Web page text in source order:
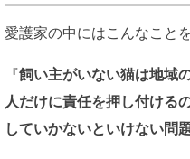
愛護家の中にはこんなこと
『飼い主がいない猫は地域
人だけに責任を押し付ける
していかないといけない問